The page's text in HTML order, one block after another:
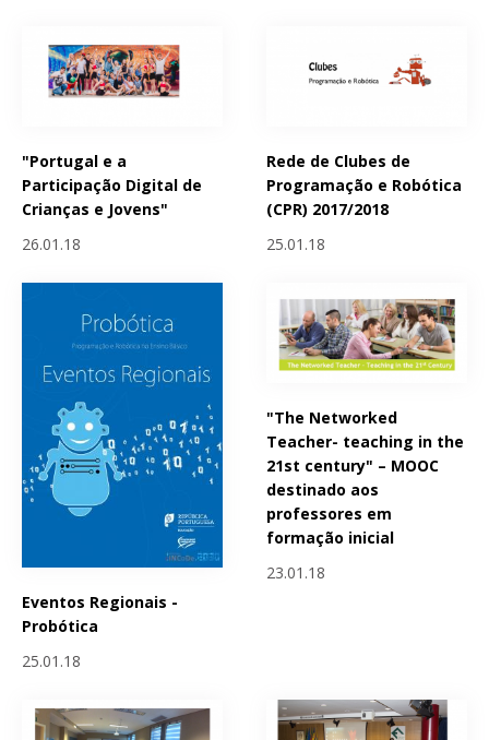
"Portugal e a
Participação Digital de
Crianças e Jovens"
26.01.18
Rede de Clubes de
Programação e Robótica
(CPR) 2017/2018
25.01.18
Eventos Regionais -
Probótica
25.01.18
"The Networked
Teacher- teaching in the
21st century" – MOOC
destinado aos
professores em
formação inicial
23.01.18